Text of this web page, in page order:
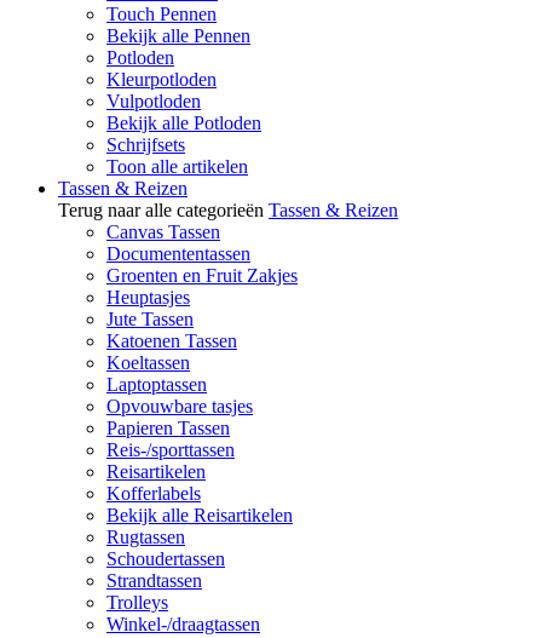
Touch Pennen
Bekijk alle Pennen
Potloden
Kleurpotloden
Vulpotloden
Bekijk alle Potloden
Schrijfsets
Toon alle artikelen
Tassen & Reizen
Terug naar alle categorieën Tassen & Reizen
Canvas Tassen
Documententassen
Groenten en Fruit Zakjes
Heuptasjes
Jute Tassen
Katoenen Tassen
Koeltassen
Laptoptassen
Opvouwbare tasjes
Papieren Tassen
Reis-/sporttassen
Reisartikelen
Kofferlabels
Bekijk alle Reisartikelen
Rugtassen
Schoudertassen
Strandtassen
Trolleys
Winkel-/draagtassen